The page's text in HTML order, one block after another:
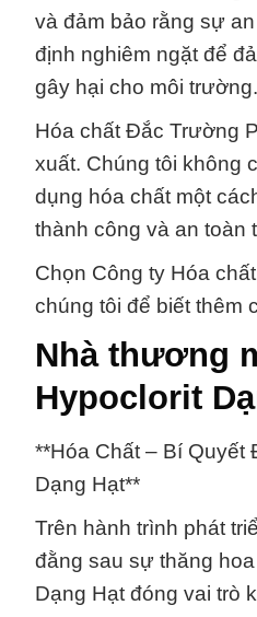
và đảm bảo rằng sự
định nghiêm ngặt để
gây hại cho môi trường.
Hóa chất Đắc Trường
xuất. Chúng tôi không
dụng hóa chất một
thành công và an toàn
Chọn Công ty Hóa
chúng tôi để biết thêm
Nhà thương
Hypoclorit
**Hóa Chất – Bí Quyết
Dạng Hạt**
Trên hành trình phát
đằng sau sự thăng
Dạng Hạt đóng vai trò